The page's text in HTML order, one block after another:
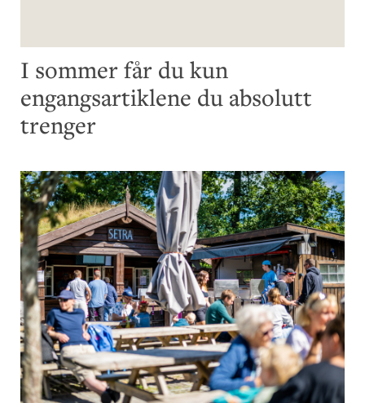
I sommer får du kun
engangsartiklene du absolutt
trenger